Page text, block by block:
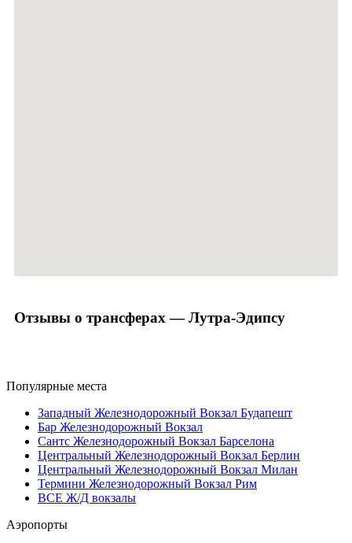
Отзывы о трансферах — Лутра-Эдипсу
Популярные места
Западный Железнодорожный Вокзал Будапешт
Бар Железнодорожный Вокзал
Сантс Железнодорожный Вокзал Барселона
Центральный Железнодорожный Вокзал Берлин
Центральный Железнодорожный Вокзал Милан
Термини Железнодорожный Вокзал Рим
ВСЕ Ж/Д вокзалы
Аэропорты